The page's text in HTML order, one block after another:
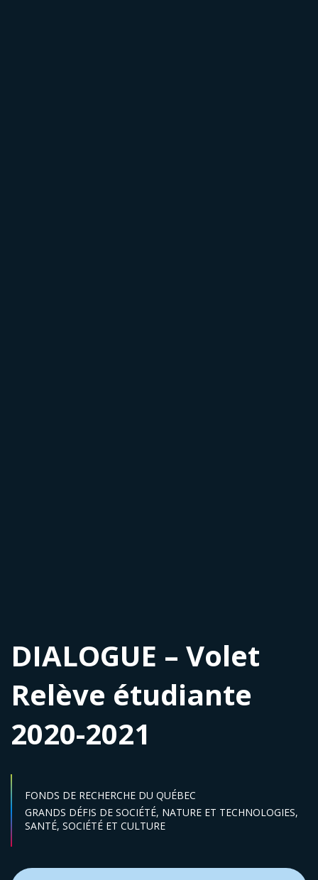
DIALOGUE – Volet
Relève étudiante
2020-2021
FONDS DE RECHERCHE DU QUÉBEC
Secteur :
GRANDS DÉFIS DE SOCIÉTÉ, NATURE ET TECHNOLOGIES,
SANTÉ, SOCIÉTÉ ET CULTURE